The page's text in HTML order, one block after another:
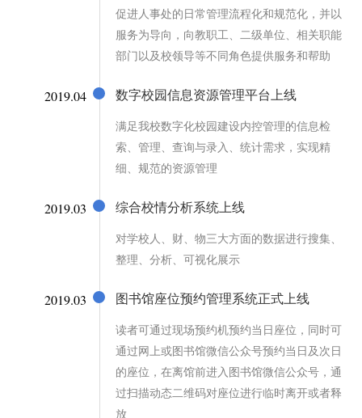
促进人事处的日常管理流程化和规范化，并以
服务为导向，向教职工、二级单位、相关职能
部门以及校领导等不同角色提供服务和帮助
2019.04 数字校园信息资源管理平台上线
满足我校数字化校园建设内控管理的信息检
索、管理、查询与录入、统计需求，实现精
细、规范的资源管理
2019.03 综合校情分析系统上线
对学校人、财、物三大方面的数据进行搜集、
整理、分析、可视化展示
2019.03 图书馆座位预约管理系统正式上线
读者可通过现场预约机预约当日座位，同时可
通过网上或图书馆微信公众号预约当日及次日
的座位，在离馆前进入图书馆微信公众号，通
过扫描动态二维码对座位进行临时离开或者释
放